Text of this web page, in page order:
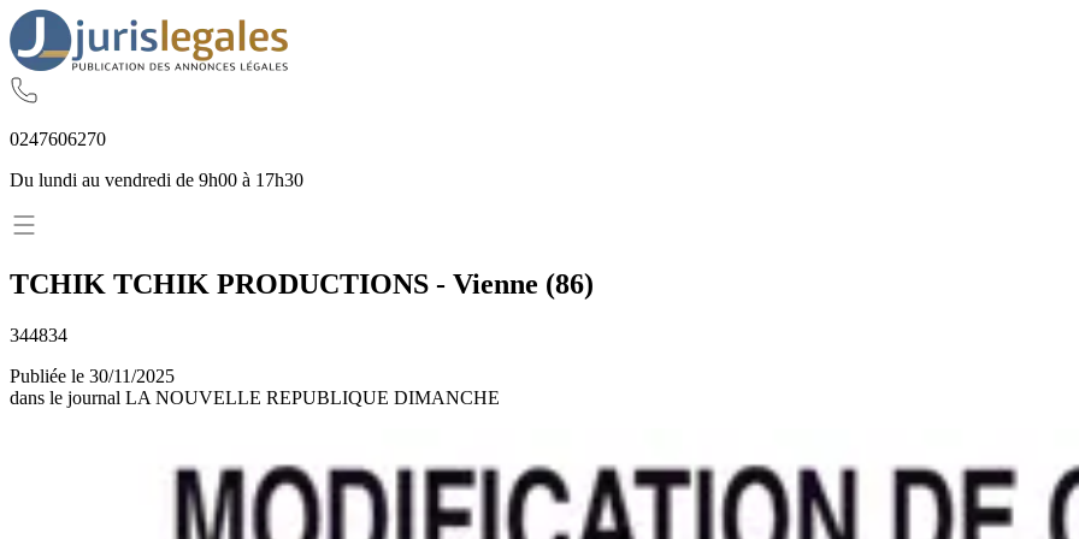
0247606270
Du lundi au vendredi de 9h00 à 17h30
TCHIK TCHIK PRODUCTIONS - Vienne (86)
344834
Publiée le 30/11/2025
dans le journal LA NOUVELLE REPUBLIQUE DIMANCHE